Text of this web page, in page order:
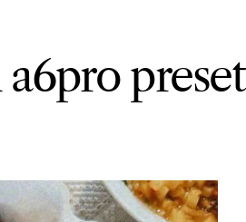
preset